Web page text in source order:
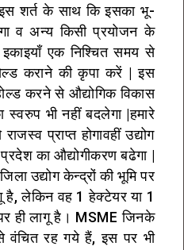
शर्त के साथ कि इसका भू-
व अन्य किसी प्रयोजन के
इकाइयाँ एक निश्चित समय से
कराने की कृपा करें | इस
करने से औद्योगिक विकास
स्वरुप भी नहीं बदलेगा |हमारे
प्राप्त होगावहीं उद्योग
का औद्योगीकरण बढेगा |
उद्योग केन्द्रों की भूमि पर
लेकिन वह 1 हेक्टेयर या 1
ही लागू है। MSME जिनके
रह गये हैं, इस पर भी